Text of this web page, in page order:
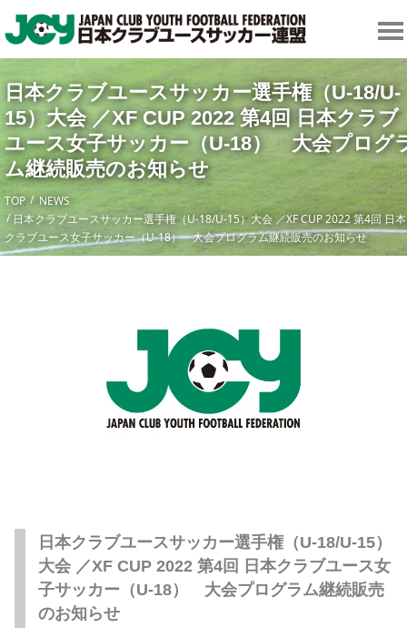
日本クラブユースサッカー選手権（U-18/U-
15）大会 ／XF CUP 2022 第4回 日本クラブ
ユース女子サッカー（U-18） 大会プログ
ム継続販売のお知らせ
TOP
NEWS
日本クラブユースサッカー選手権（U-18/U-15）大会 ／XF CUP 2022 第4回 日本
クラブユース女子サッカー（U-18） 大会プログラム継続販売のお知らせ
日本クラブユースサッカー選手権（U-18/U-15）
大会 ／XF CUP 2022 第4回 日本クラブユース女
子サッカー（U-18） 大会プログラム継続販売
のお知らせ